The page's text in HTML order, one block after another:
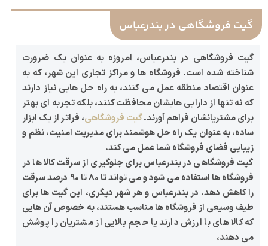
گیت فروشگاهی در بندرعباس
گیت فروشگاهی در بندرعباس، امروزه به عنوان یک ضرورت
شناخته شده است. فروشگاه ‌ها و مراکز تجاری این شهر، که به
عنوان اقتصاد منطقه عمل می‌ کنند، به راه ‌حل ‌هایی نیاز دارند
که نه تنها از دارایی ‌هایشان محافظت کنند، بلکه تجربه ‌ای بهتر
برای مشتریانشان فراهم آورند.گیت فروشگاهی، فراتر از یک ابزار
ساده، به عنوان یک راه‌ حل هوشمند برای مدیریت امنیت، نظم و
زیبایی فضای فروشگاه شما عمل می ‌کند.
گیت فروشگاهی در بندرعباس برای جلوگیری از سرقت کالا ها در
فروشگاه‌ ها استفاده می‌ شود و می‌ تواند تا 80 تا 90 درصد سرقت
را کاهش دهد. در بندرعباس و هر شهر دیگری، این گیت‌ ها برای
طیف وسیعی از فروشگاه‌ ها مناسب هستند، به خصوص آن هایی
که کالا های با ارزش دارند یا حجم بالایی از مشتریان را پوشش
می‌ دهند،